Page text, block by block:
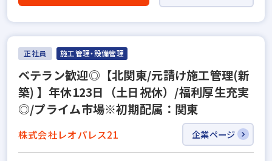
正社員 施工管理・設備管理
ベテラン歓迎◎【北関東/元請け施工管理(新
築) 】年休123日（土日祝休）/福利厚生充実
◎/プライム市場※初期配属：関東
株式会社レオパレス21 企業ページ